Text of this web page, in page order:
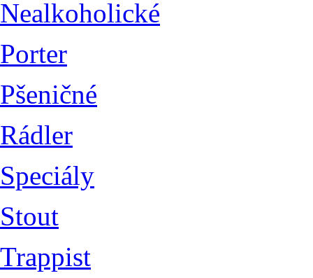
Nealkoholické
Porter
Pšeničné
Rádler
Speciály
Stout
Trappist